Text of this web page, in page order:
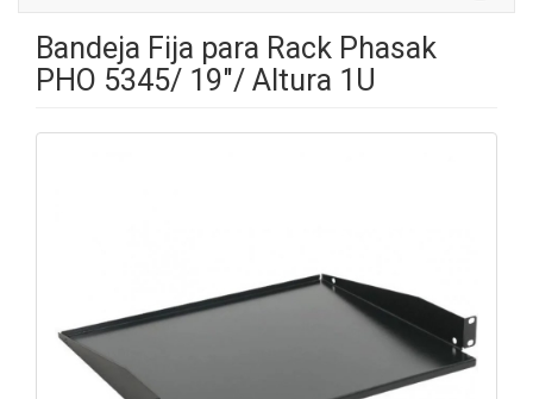
Bandeja Fija para Rack Phasak
PHO 5345/ 19"/ Altura 1U